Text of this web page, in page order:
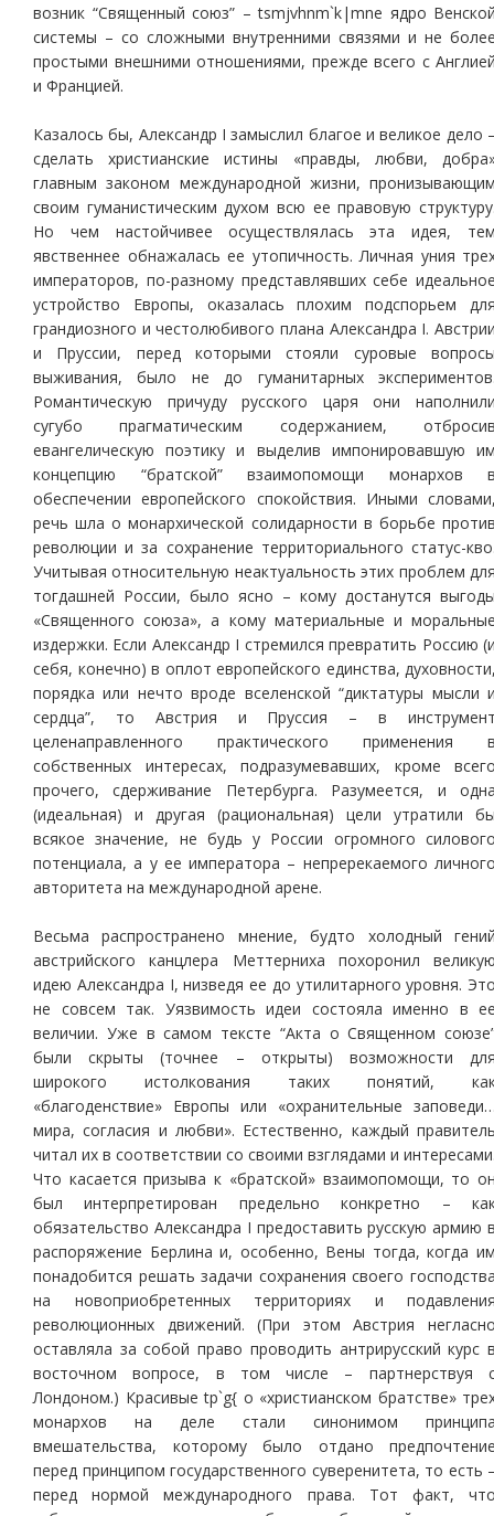
возник “Священный союз” – tsmjvhnm`k|mne ядро
системы – со сложными внутренними связями и не
простыми внешними отношениями, прежде всего с
и Францией.
Казалось бы, Александр I замыслил благое и великое дело
сделать христианские истины «правды, любви,
главным законом международной жизни,
своим гуманистическим духом всю ее правовую
Но чем настойчивее осуществлялась эта идея,
явственнее обнажалась ее утопичность. Личная уния
императоров, по-разному представлявших себе
устройство Европы, оказалась плохим подспорьем
грандиозного и честолюбивого плана Александра I.
и Пруссии, перед которыми стояли суровые
выживания, было не до гуманитарных
Романтическую причуду русского царя они
сугубо прагматическим содержанием,
евангелическую поэтику и выделив импонировавшую
концепцию “братской” взаимопомощи монархов
обеспечении европейского спокойствия. Иными
речь шла о монархической солидарности в борьбе
революции и за сохранение территориального статус-
Учитывая относительную неактуальность этих проблем
тогдашней России, было ясно – кому достанутся
«Священного союза», а кому материальные и
издержки. Если Александр I стремился превратить Россию
себя, конечно) в оплот европейского единства,
порядка или нечто вроде вселенской “диктатуры мысли
сердца”, то Австрия и Пруссия – в
целенаправленного практического применения
собственных интересах, подразумевавших, кроме
прочего, сдерживание Петербурга. Разумеется, и
(идеальная) и другая (рациональная) цели утратили
всякое значение, не будь у России огромного
потенциала, а у ее императора – непререкаемого
авторитета на международной арене.
Весьма распространено мнение, будто холодный
австрийского канцлера Меттерниха похоронил
идею Александра I, низведя ее до утилитарного уровня.
не совсем так. Уязвимость идеи состояла именно в
величии. Уже в самом тексте “Акта о Священном
были скрыты (точнее – открыты) возможности
широкого истолкования таких понятий,
«благоденствие» Европы или «охранительные
мира, согласия и любви». Естественно, каждый
читал их в соответствии со своими взглядами и
Что касается призыва к «братской» взаимопомощи, то
был интерпретирован предельно конкретно –
обязательство Александра I предоставить русскую армию
распоряжение Берлина и, особенно, Вены тогда, когда
понадобится решать задачи сохранения своего
на новоприобретенных территориях и
революционных движений. (При этом Австрия
оставляла за собой право проводить антрирусский курс
восточном вопросе, в том числе – партнерствуя
Лондоном.) Красивые tp`g{ о «христианском братстве»
монархов на деле стали синонимом
вмешательства, которому было отдано
перед принципом государственного суверенитета, то есть
перед нормой международного права. Тот факт,